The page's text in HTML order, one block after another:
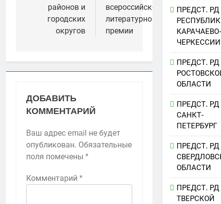
районов и
городских
округов
всероссийской
литературной
премии
ДОБАВИТЬ
КОММЕНТАРИЙ
Ваш адрес email не будет
опубликован. Обязательные
поля помечены *
Комментарий *
ПРЕДСТ. РД
КАРАЧАЕВО-
ЧЕРКЕССИИ
ПРЕДСТ. РД
ОБЛАСТИ
ПРЕДСТ. РД
САНКТ-
ПЕТЕРБУРГ
ПРЕДСТ. РД
ОБЛАСТИ
ПРЕДСТ. РД
ТВЕРСКОЙ